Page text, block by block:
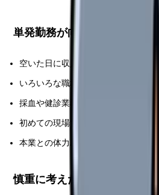
単発勤務が向いている人
空いた日に収入を補いたい
いろいろな職場を試したい
採血や健診業務に慣れている
初めての現場でも確認しながら動ける
本業との体力バランスを管理できる
慎重に考えたい人